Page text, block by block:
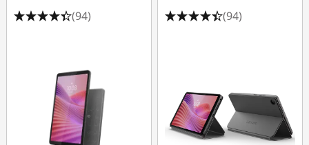
(94) (94)